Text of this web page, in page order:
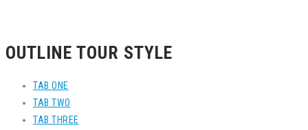
OUTLINE TOUR STYLE
TAB ONE
TAB TWO
TAB THREE